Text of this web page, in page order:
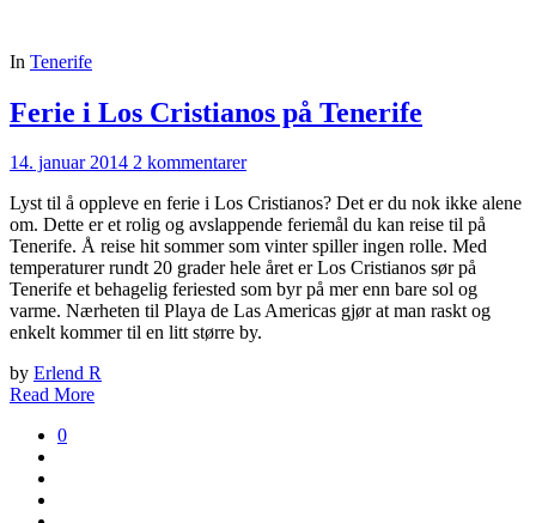
In Tenerife
Ferie i Los Cristianos på Tenerife
14. januar 2014 2 kommentarer
Lyst til å oppleve en ferie i Los Cristianos? Det er du nok ikke alene
om. Dette er et rolig og avslappende feriemål du kan reise til på
Tenerife. Å reise hit sommer som vinter spiller ingen rolle. Med
temperaturer rundt 20 grader hele året er Los Cristianos sør på
Tenerife et behagelig feriested som byr på mer enn bare sol og
varme. Nærheten til Playa de Las Americas gjør at man raskt og
enkelt kommer til en litt større by.
by Erlend R
Read More
0